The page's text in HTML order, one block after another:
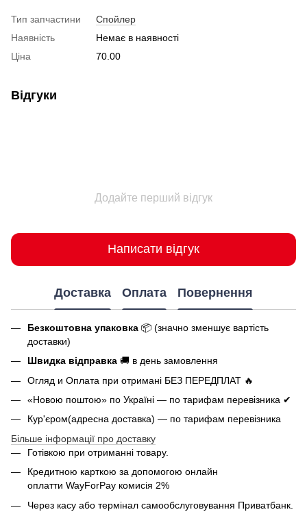
Тип запчастини
Спойлер
Наявність
Немає в наявності
Ціна
70.00
Відгуки
Додайте перший відгук
Написати відгук
Доставка Оплата Повернення
Безкоштовна упаковка 📦 (значно зменшує вартість
доставки)
Швидка відправка 🚚 в день замовлення
Огляд и Оплата при отримані БЕЗ ПЕРЕДПЛАТ 🔥
«Новою поштою» по Україні — по тарифам перевізника ✔
Кур'єром(адресна доставка) — по тарифам перевізника
Більше інформації про доставку
Готівкою при отриманні товару.
Кредитною карткою за допомогою онлайн
оплатти WayForPay комисія 2%
Через касу або термінал самообслуговування Приватбанк.